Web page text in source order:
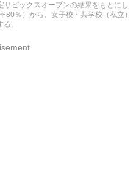
ピックスオープンの結果をもとにし
％）から、女子校・共学校（私立）
。